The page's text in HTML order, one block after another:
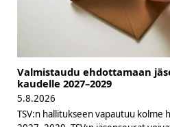
Valmistaudu ehdottamaan
kaudelle 2027–2029
5.8.2026
TSV:n hallitukseen vapautuu kolme